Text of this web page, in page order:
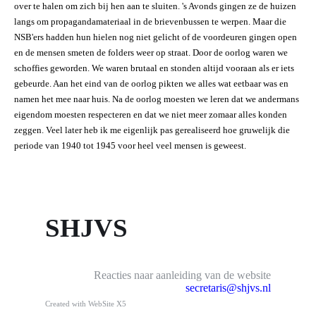
over te halen om zich bij hen aan te sluiten. 's Avonds gingen ze de huizen
langs om propagandamateriaal in de brievenbussen te werpen. Maar die
NSB'ers hadden hun hielen nog niet gelicht of de voordeuren gingen open
en de mensen smeten de folders weer op straat. Door de oorlog waren we
schoffies geworden. We waren brutaal en stonden altijd vooraan als er iets
gebeurde. Aan het eind van de oorlog pikten we alles wat eetbaar was en
namen het mee naar huis. Na de oorlog moesten we leren dat we andermans
eigendom moesten respecteren en dat we niet meer zomaar alles konden
zeggen. Veel later heb ik me eigenlijk pas gerealiseerd hoe gruwelijk die
periode van 1940 tot 1945 voor heel veel mensen is geweest.
SHJVS
Reacties naar aanleiding van de website
secretaris@shjvs.nl
Created with WebSite X5